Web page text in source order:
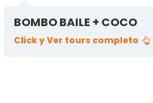
BOMBO BAILE + COCO
Click y Ver tours completo